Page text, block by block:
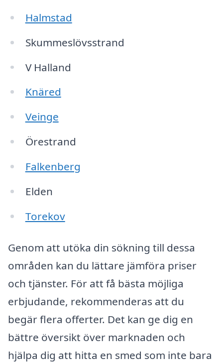
Halmstad
Skummeslövsstrand
V Halland
Knäred
Veinge
Örestrand
Falkenberg
Elden
Torekov
Genom att utöka din sökning till dessa
områden kan du lättare jämföra priser
och tjänster. För att få bästa möjliga
erbjudande, rekommenderas att du
begär flera offerter. Det kan ge dig en
bättre översikt över marknaden och
hjälpa dig att hitta en smed som inte bara